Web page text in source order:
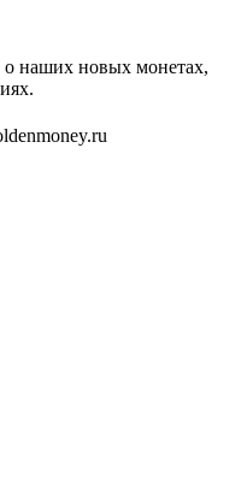
наших новых монетах,